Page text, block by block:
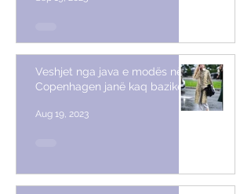
Veshjet nga java e modës në
Copenhagen janë kaq bazike
Aug 19, 2023